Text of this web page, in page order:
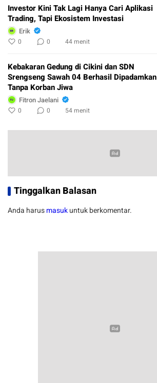
Investor Kini Tak Lagi Hanya Cari Aplikasi
Trading, Tapi Ekosistem Investasi
Erik
0 0 44 menit
Kebakaran Gedung di Cikini dan SDN
Srengseng Sawah 04 Berhasil Dipadamkan
Tanpa Korban Jiwa
Fitron Jaelani
0 0 54 menit
Tinggalkan Balasan
Anda harusmasukuntuk berkomentar.